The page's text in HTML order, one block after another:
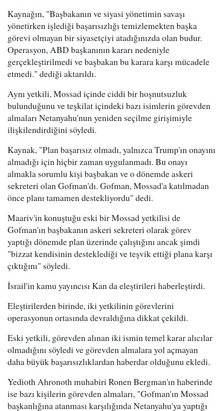
Kaynağın, "Başbakanın ve siyasi yönetimin savaşı
yönetirken işlediği başarısızlığı temizlemekten başka
görevi olmayan bir siyasetçiyi atadığınızda olan budur.
Operasyon, ABD başkanının kararı nedeniyle
gerçekleştirilmedi ve başbakan bu karara karşı mücadele
etmedi." dediği aktarıldı.
Aynı yetkili, Mossad içinde ciddi bir hoşnutsuzluk
bulunduğunu ve teşkilat içindeki bazı isimlerin görevden
almaları Netanyahu'nun yeniden seçilme girişimiyle
ilişkilendirdiğini söyledi.
Kaynak, "Plan başarısız olmadı, yalnızca Trump'ın onayını
almadığı için hiçbir zaman uygulanmadı. Bu onayı
almakla sorumlu kişi başbakan ve o dönemde askeri
sekreteri olan Gofman'dı. Gofman, Mossad'a katılmadan
önce planı tamamen destekliyordu" dedi.
Maariv'in konuştuğu eski bir Mossad yetkilisi de
Gofman'ın başbakanın askeri sekreteri olarak görev
yaptığı dönemde plan üzerinde çalıştığını ancak şimdi
"bizzat kendisinin desteklediği ve teşvik ettiği plana karşı
çıktığını" söyledi.
İsrail'in kamu yayıncısı Kan da eleştirileri haberleştirdi.
Eleştirilerden birinde, iki yetkilinin görevlerini
operasyonun ortasında devraldığına dikkat çekildi.
Eski yetkili, görevden alınan iki ismin temel karar alıcılar
olmadığını söyledi ve görevden almalara yol açmayan
daha büyük başarısızlıklardan haberdar olduğunu ekledi.
Yedioth Ahronoth muhabiri Ronen Bergman'ın haberinde
ise bazı kişilerin görevden almaları, "Gofman'ın Mossad
başkanlığına atanması karşılığında Netanyahu'ya yaptığı